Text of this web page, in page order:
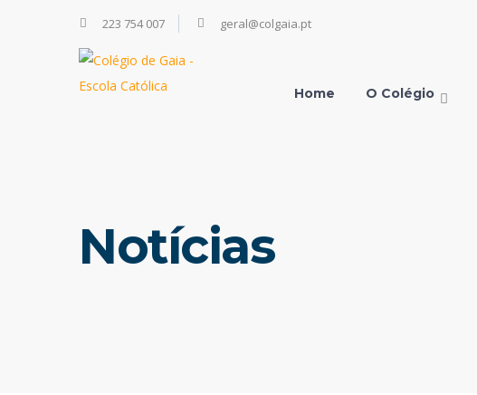
223 754 007 geral@colgaia.pt
Home O Colégio
Notícias